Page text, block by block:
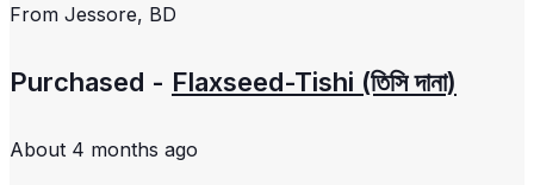
From Jessore, BD
Purchased - Flaxseed-Tishi (তিসি দানা)
About 4 months ago